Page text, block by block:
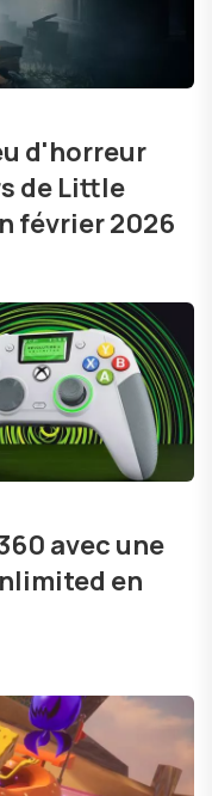
d'horreur
de Little
février 2026
avec une
en